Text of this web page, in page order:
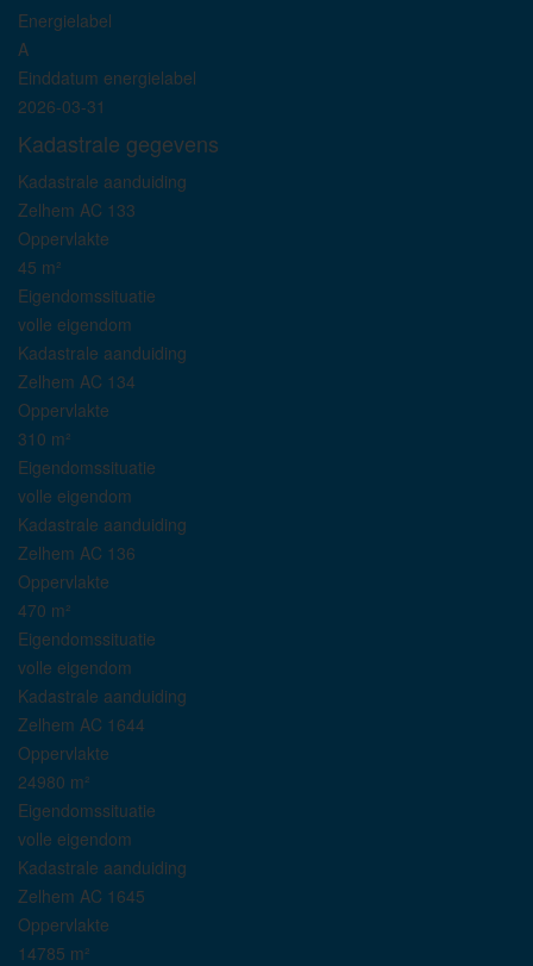
Energielabel
A
Einddatum energielabel
2026-03-31
Kadastrale gegevens
Kadastrale aanduiding
Zelhem AC 133
Oppervlakte
45 m²
Eigendomssituatie
volle eigendom
Kadastrale aanduiding
Zelhem AC 134
Oppervlakte
310 m²
Eigendomssituatie
volle eigendom
Kadastrale aanduiding
Zelhem AC 136
Oppervlakte
470 m²
Eigendomssituatie
volle eigendom
Kadastrale aanduiding
Zelhem AC 1644
Oppervlakte
24980 m²
Eigendomssituatie
volle eigendom
Kadastrale aanduiding
Zelhem AC 1645
Oppervlakte
14785 m²